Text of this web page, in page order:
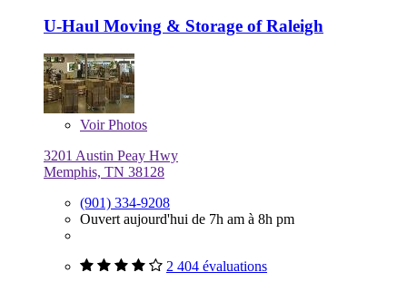
U-Haul Moving & Storage of Raleigh
VoirPhotos
3201 Austin Peay Hwy
Memphis, TN 38128
(901) 334-9208
Ouvert aujourd'hui de 7h am à 8h pm
2 404 évaluations